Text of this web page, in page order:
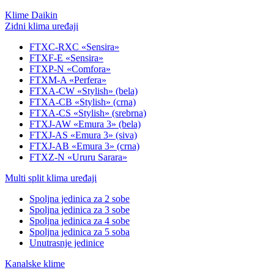
Klime Daikin
Zidni klima uređaji
FTXC-RXC «Sensira»
FTXF-E «Sensira»
FTXP-N «Comfora»
FTXM-A «Perfera»
FTXA-CW «Stylish» (bela)
FTXA-CB «Stylish» (crna)
FTXA-CS «Stylish» (srebrna)
FTXJ-AW «Emura 3» (bela)
FTXJ-AS «Emura 3» (siva)
FTXJ-AB «Emura 3» (crna)
FTXZ-N «Ururu Sarara»
Multi split klima uređaji
Spoljna jedinica za 2 sobe
Spoljna jedinica za 3 sobe
Spoljna jedinica za 4 sobe
Spoljna jedinica za 5 soba
Unutrasnje jedinice
Kanalske klime